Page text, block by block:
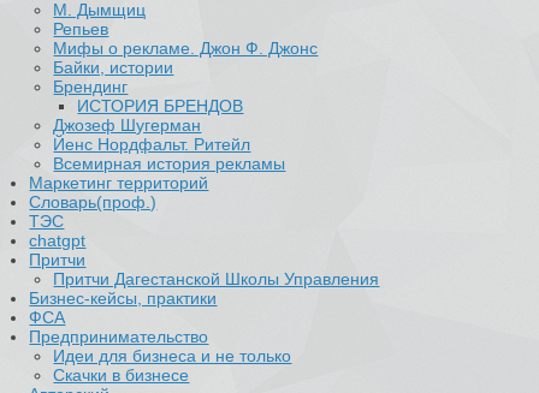
М. Дымщиц
Репьев
Мифы о рекламе. Джон Ф. Джонс
Байки, истории
Брендинг
ИСТОРИЯ БРЕНДОВ
Джозеф Шугерман
​Йенс Нордфальт. Ритейл
Всемирная история рекламы
Маркетинг территорий
Словарь(проф.)
ТЭС
chatgpt
Притчи
Притчи Дагестанской Школы Управления
Бизнес-кейсы, практики
ФСА
Предпринимательство
Идеи для бизнеса и не только
Скачки в бизнесе